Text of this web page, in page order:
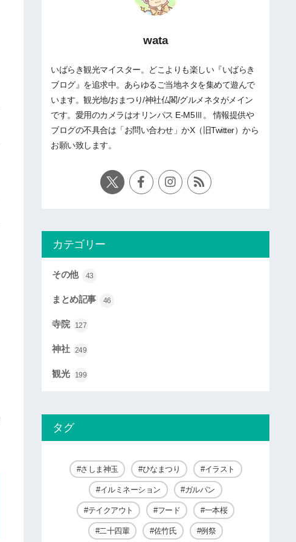
wata
いばらき観光マイスター。どこよりも楽しい『いばらき
ブログ』を追求中。あらゆるご当地ネタを集めて遊んで
います。観光地/おまつり/神社仏閣/グルメネタがメイン
です。愛用のカメラはオリンパス E-M5Ⅲ。 情報提供や
ブログの不具合は「お問い合わせ」かX（旧Twitter）から
お願い致します。
カテゴリー
その他 43
まとめ記事 46
寺院 127
神社 249
観光 199
タグ
さしま神玉 ひなまつり イラスト
イルミネーション ガルパン
テイクアウト フード 一本桜
二十四輩 佐竹氏 例祭